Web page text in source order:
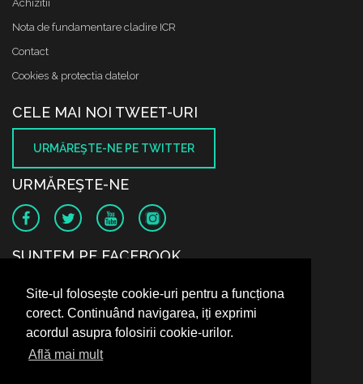
Site-ul folosește cookie-uri pentru a funcționa
corect. Continuând navigarea, iți exprimi
acordul asupra folosirii cookie-urilor.
Află mai mult
Achizitii
Nota de fundamentare cladire ICR
Contact
Cookies & protectia datelor
CELE MAI NOI TWEET-URI
URMĂREŞTE-NE PE TWITTER
URMĂREŞTE-NE
SUNTEM PE FACEBOOK